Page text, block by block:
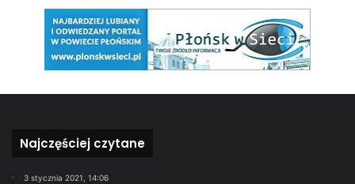
Najczęściej czytane
3 stycznia 2021, 14:06